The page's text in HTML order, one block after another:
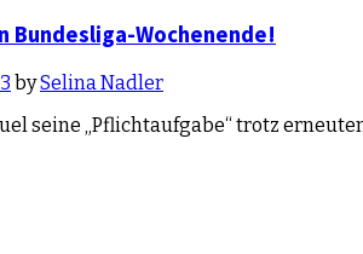
Bundesliga-Wochenende!
bySelina Nadler
seine „Pflichtaufgabe“ trotz